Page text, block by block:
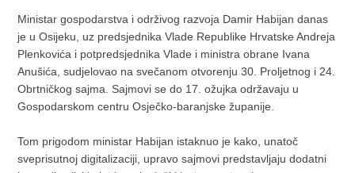
Ministar gospodarstva i održivog razvoja Damir Habijan danas
je u Osijeku, uz predsjednika Vlade Republike Hrvatske Andreja
Plenkovića i potpredsjednika Vlade i ministra obrane Ivana
Anušića, sudjelovao na svečanom otvorenju 30. Proljetnog i 24.
Obrtničkog sajma. Sajmovi se do 17. ožujka održavaju u
Gospodarskom centru Osječko-baranjske županije.
Tom prigodom ministar Habijan istaknuo je kako, unatoč
sveprisutnoj digitalizaciji, upravo sajmovi predstavljaju dodatni